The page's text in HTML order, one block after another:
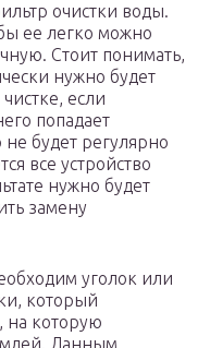
очистки воды.
ее легко можно
Стоит понимать,
нужно будет
если
попадает
будет регулярно
все устройство
нужно будет
замену
уголок или
который
на которую
Данным